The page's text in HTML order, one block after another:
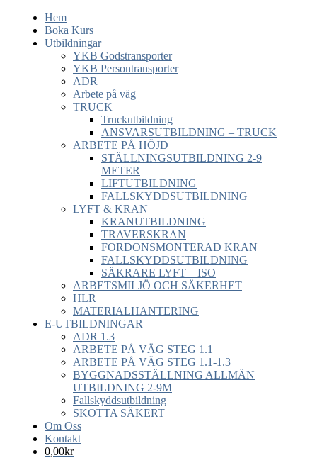
Hem
Boka Kurs
Utbildningar
YKB Godstransporter
YKB Persontransporter
ADR
Arbete på väg
TRUCK
Truckutbildning
ANSVARSUTBILDNING – TRUCK
ARBETE PÅ HÖJD
STÄLLNINGSUTBILDNING 2-9
METER
LIFTUTBILDNING
FALLSKYDDSUTBILDNING
LYFT & KRAN
KRANUTBILDNING
TRAVERSKRAN
FORDONSMONTERAD KRAN
FALLSKYDDSUTBILDNING
SÄKRARE LYFT – ISO
ARBETSMILJÖ OCH SÄKERHET
HLR
MATERIALHANTERING
E-UTBILDNINGAR
ADR 1.3
ARBETE PÅ VÄG STEG 1.1
ARBETE PÅ VÄG STEG 1.1-1.3
BYGGNADSSTÄLLNING ALLMÄN
UTBILDNING 2-9M
Fallskyddsutbildning
SKOTTA SÄKERT
Om Oss
Kontakt
0,00kr